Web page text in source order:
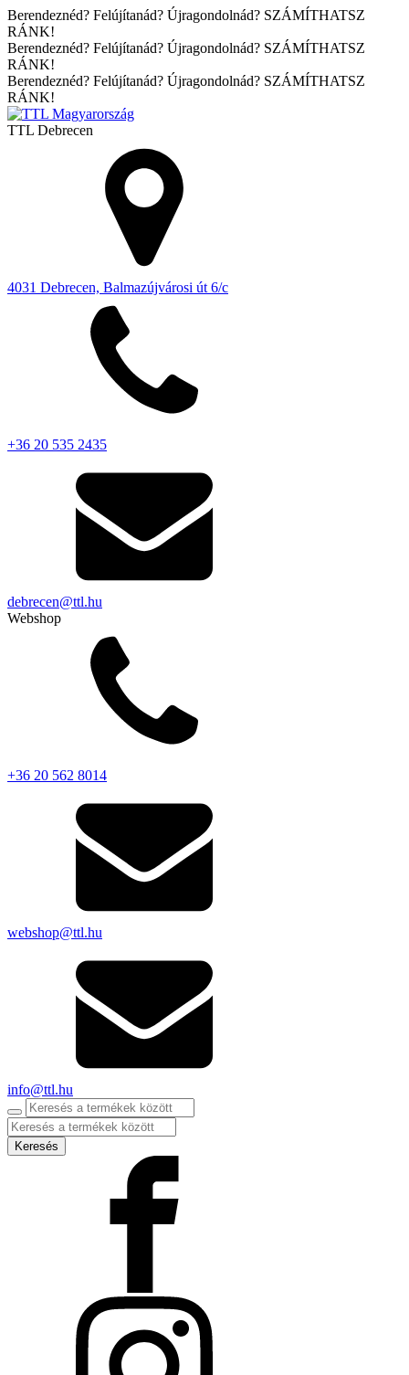
Berendeznéd? Felújítanád? Újragondolnád? SZÁMÍTHATSZ
RÁNK!
Berendeznéd? Felújítanád? Újragondolnád? SZÁMÍTHATSZ
RÁNK!
Berendeznéd? Felújítanád? Újragondolnád? SZÁMÍTHATSZ
RÁNK!
TTL Debrecen
4031 Debrecen, Balmazújvárosi út 6/c
+36 20 535 2435
debrecen@ttl.hu
Webshop
+36 20 562 8014
webshop@ttl.hu
info@ttl.hu
Products
search
Keresés